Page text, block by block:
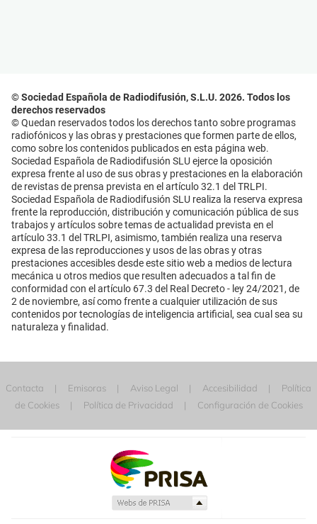
© Sociedad Española de Radiodifusión, S.L.U. 2026. Todos los
derechos reservados
© Quedan reservados todos los derechos tanto sobre programas
radiofónicos y las obras y prestaciones que formen parte de ellos,
como sobre los contenidos publicados en esta página web.
Sociedad Española de Radiodifusión SLU ejerce la oposición
expresa frente al uso de sus obras y prestaciones en la elaboración
de revistas de prensa prevista en el artículo 32.1 del TRLPI.
Sociedad Española de Radiodifusión SLU realiza la reserva expresa
frente la reproducción, distribución y comunicación pública de sus
trabajos y artículos sobre temas de actualidad prevista en el
artículo 33.1 del TRLPI, asimismo, también realiza una reserva
expresa de las reproducciones y usos de las obras y otras
prestaciones accesibles desde este sitio web a medios de lectura
mecánica u otros medios que resulten adecuados a tal fin de
conformidad con el artículo 67.3 del Real Decreto - ley 24/2021, de
2 de noviembre, así como frente a cualquier utilización de sus
contenidos por tecnologías de inteligencia artificial, sea cual sea su
naturaleza y finalidad.
Contacta Emisoras Aviso Legal Accesibilidad
Política
de Cookies
Política de Privacidad Configuración de Cookies